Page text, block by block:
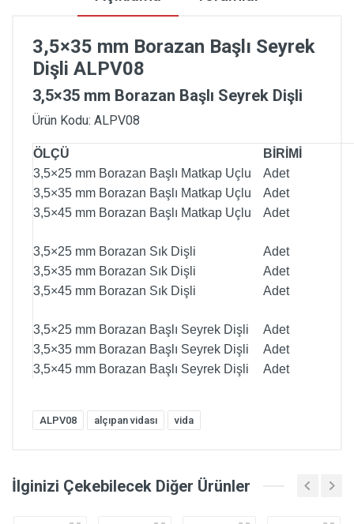
3,5×35 mm Borazan Başlı Seyrek
Dişli ALPV08
3,5×35 mm Borazan Başlı Seyrek Dişli
Ürün Kodu: ALPV08
ÖLÇÜ
BİRİMİ
3,5×25 mm Borazan Başlı Matkap Uçlu
Adet
3,5×35 mm Borazan Başlı Matkap Uçlu
Adet
3,5×45 mm Borazan Başlı Matkap Uçlu
Adet
3,5×25 mm Borazan Sık Dişli
Adet
3,5×35 mm Borazan Sık Dişli
Adet
3,5×45 mm Borazan Sık Dişli
Adet
3,5×25 mm Borazan Başlı Seyrek Dişli
Adet
3,5×35 mm Borazan Başlı Seyrek Dişli
Adet
3,5×45 mm Borazan Başlı Seyrek Dişli
Adet
ALPV08 alçıpan vidası vida
İlginizi Çekebilecek Diğer Ürünler